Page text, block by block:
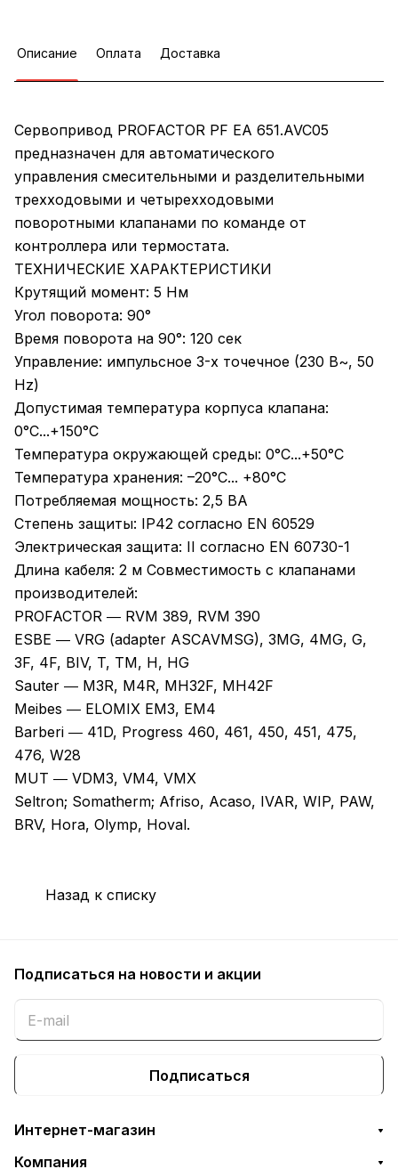
Описание Оплата Доставка
Сервопривод PROFACTOR PF EA 651.AVC05
предназначен для автоматического
управления смесительными и разделительными
трехходовыми и четырехходовыми
поворотными клапанами по команде от
контроллера или термостата.
ТЕХНИЧЕСКИЕ ХАРАКТЕРИСТИКИ
Крутящий момент: 5 Нм
Угол поворота: 90°
Время поворота на 90°: 120 сек
Управление: импульсное 3-х точечное (230 В~, 50
Hz)
Допустимая температура корпуса клапана:
0°C...+150°С
Температура окружающей среды: 0°C...+50°C
Температура хранения: –20°C... +80°C
Потребляемая мощность: 2,5 ВА
Степень защиты: IP42 согласно EN 60529
Электрическая защита: II согласно EN 60730-1
Длина кабеля: 2 м Совместимость с клапанами
производителей:
PROFACTOR ― RVM 389, RVM 390
ESBE ― VRG (adapter ASCAVMSG), 3MG, 4MG, G,
3F, 4F, BIV, T, TM, H, HG
Sauter ― M3R, M4R, MH32F, MH42F
Meibes ― ELOMIX EM3, EM4
Barberi ― 41D, Progress 460, 461, 450, 451, 475,
476, W28
MUT ― VDM3, VM4, VMX
Seltron; Somatherm; Afriso, Acaso, IVAR, WIP, PAW,
BRV, Hora, Olymp, Hoval.
Назад к списку
Подписаться на новости и акции
Подписаться
Интернет-магазин
Компания